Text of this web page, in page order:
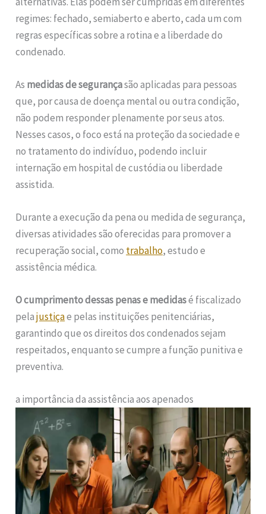
regimes: fechado, semiaberto e aberto, cada um com
regras específicas sobre a rotina e a liberdade do
condenado.
As medidas de segurançasão aplicadas para pessoas
que, por causa de doença mental ou outra condição,
não podem responder plenamente por seus atos.
Nesses casos, o foco está na proteção da sociedade e
no tratamento do indivíduo, podendo incluir
internação em hospital de custódia ou liberdade
assistida.
Durante a execução da pena ou medida de segurança,
diversas atividades são oferecidas para promover a
recuperação social, como trabalho, estudo e
assistência médica.
O cumprimento dessas penas e medidasé fiscalizado
pelajustiçae pelas instituições penitenciárias,
garantindo que os direitos dos condenados sejam
respeitados, enquanto se cumpre a função punitiva e
preventiva.
a importância da assistência aos apenados